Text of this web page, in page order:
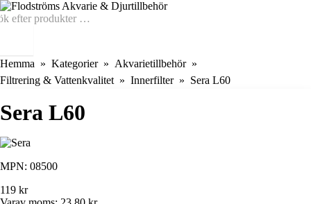
Hemma Kategorier
Akvarietillbehör
Filtrering & Vattenkvalitet
Innerfilter Sera L60
Sera L60
MPN: 08500
119 kr